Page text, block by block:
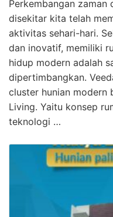
Perkembangan
disekitar kita telah
aktivitas sehari-hari.
dan inovatif, memiliki
hidup modern adalah
dipertimbangkan.
cluster hunian modern
Living. Yaitu konsep
teknologi …